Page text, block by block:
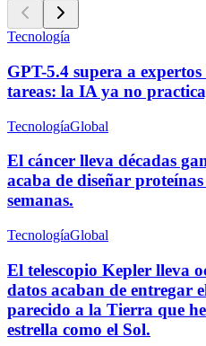
Tecnología
GPT-5.4 supera a
tareas: la IA ya no
TecnologíaGlobal
El cáncer lleva décadas
acaba de diseñar
semanas.
TecnologíaGlobal
El telescopio Kepler lleva
datos acaban de entregar
parecido a la Tierra que
estrella como el Sol.